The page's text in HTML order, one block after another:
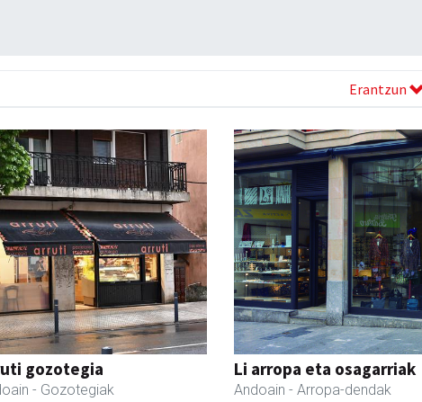
Erantzun
gozotegia
- Gozotegiak
Li arropa eta osagarriak
Andoain - Arropa-dendak